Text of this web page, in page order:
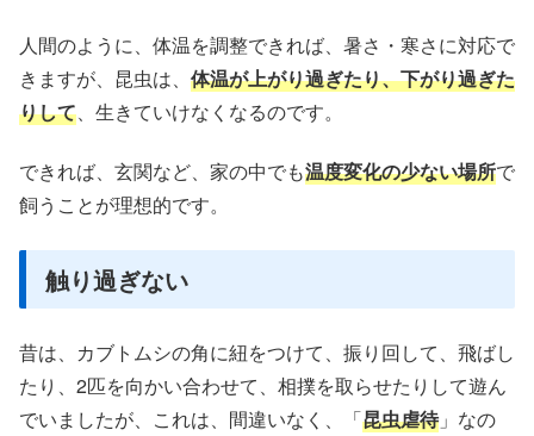
人間のように、体温を調整できれば、暑さ・寒さに対応で
きますが、昆虫は、 体温が上がり過ぎたり、下がり過ぎた
りして、生きていけなくなるのです。
できれば、玄関など、家の中でも温度変化の少ない場所で
飼うことが理想的です。
触り過ぎない
昔は、カブトムシの角に紐をつけて、振り回して、飛ばし
たり、2匹を向かい合わせて、相撲を取らせたりして遊ん
でいましたが、これは、間違いなく、「昆虫虐待」なの